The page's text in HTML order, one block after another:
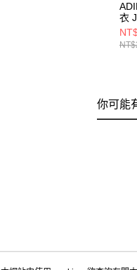
衣
你可能